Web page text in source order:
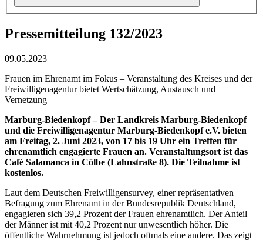
Pressemitteilung 132/2023
09.05.2023
Frauen im Ehrenamt im Fokus – Veranstaltung des Kreises und der
Freiwilligenagentur bietet Wertschätzung, Austausch und
Vernetzung
Marburg-Biedenkopf – Der Landkreis Marburg-Biedenkopf
und die Freiwilligenagentur Marburg-Biedenkopf e.V. bieten
am Freitag, 2. Juni 2023, von 17 bis 19 Uhr ein Treffen für
ehrenamtlich engagierte Frauen an. Veranstaltungsort ist das
Café Salamanca in Cölbe (Lahnstraße 8). Die Teilnahme ist
kostenlos.
Laut dem Deutschen Freiwilligensurvey, einer repräsentativen
Befragung zum Ehrenamt in der Bundesrepublik Deutschland,
engagieren sich 39,2 Prozent der Frauen ehrenamtlich. Der Anteil
der Männer ist mit 40,2 Prozent nur unwesentlich höher. Die
öffentliche Wahrnehmung ist jedoch oftmals eine andere. Das zeigt